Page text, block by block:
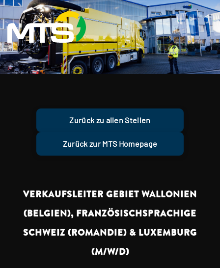
Zurück zu allen Stellen
Zurück zur MTS Homepage
VERKAUFSLEITER GEBIET WALLONIEN
(BELGIEN), FRANZÖSISCHSPRACHIGE
SCHWEIZ (ROMANDIE) & LUXEMBURG
(M/W/D)